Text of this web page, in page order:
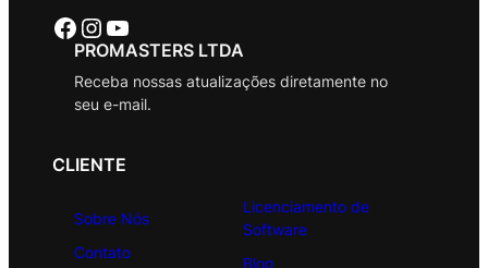
Facebook Instagram Youtube
PROMASTERS LTDA
Receba nossas atualizações diretamente no
seu e-mail.
CLIENTE
Sobre Nós
Contato
Licenciamento de
Software
Blog